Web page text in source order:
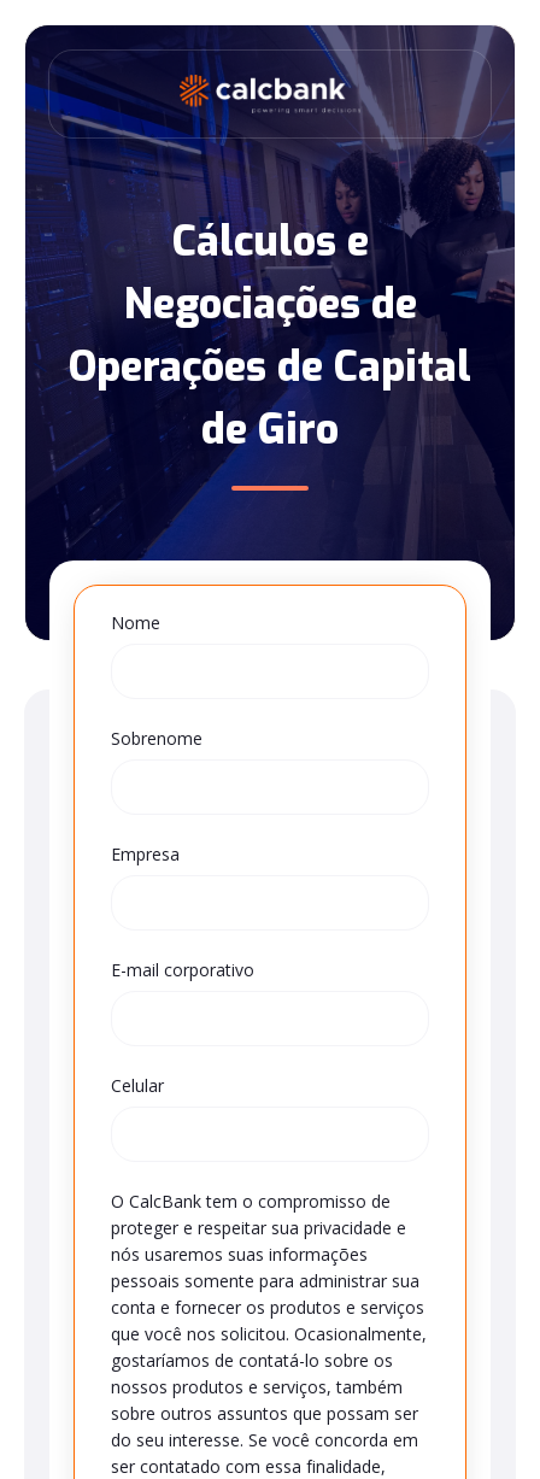
Cálculos e
Negociações de
Operações de Capital
de Giro
Nome
Sobrenome
Empresa
E-mail corporativo
Celular
O CalcBank tem o compromisso de
proteger e respeitar sua privacidade e
nós usaremos suas informações
pessoais somente para administrar sua
conta e fornecer os produtos e serviços
que você nos solicitou. Ocasionalmente,
gostaríamos de contatá-lo sobre os
nossos produtos e serviços, também
sobre outros assuntos que possam ser
do seu interesse. Se você concorda em
ser contatado com essa finalidade,